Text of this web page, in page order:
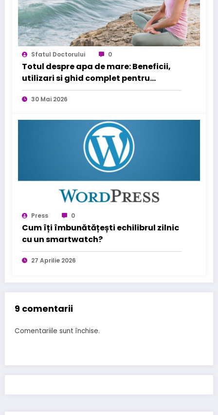
Sfatul Doctorului 0
Totul despre apa de mare: Beneficii,
utilizari si ghid complet pentru
sanatatea familiei tale
30 Mai 2026
Press 0
Cum îți îmbunătățești echilibrul zilnic
cu un smartwatch?
27 Aprilie 2026
9 comentarii
Comentariile sunt închise.